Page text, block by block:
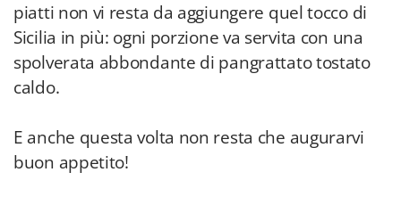
piatti non vi resta da aggiungere quel tocco di
Sicilia in più: ogni porzione va servita con una
spolverata abbondante di pangrattato tostato
caldo.
E anche questa volta non resta che augurarvi
buon appetito!